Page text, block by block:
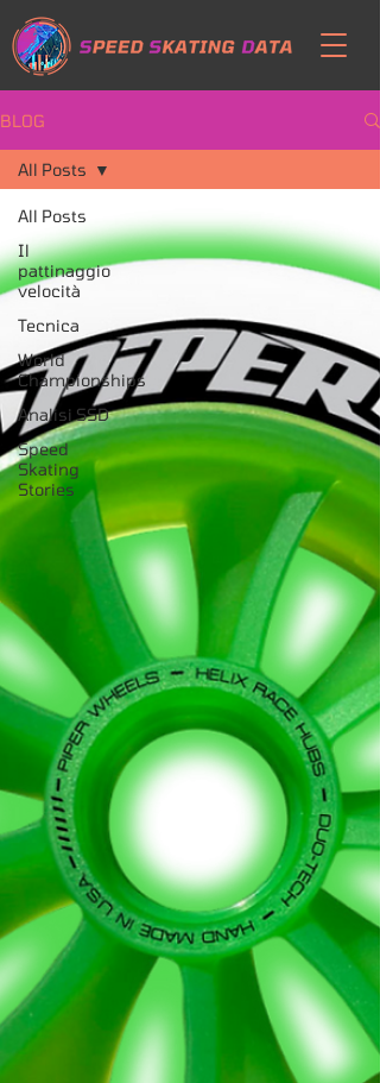
BLOG
All Posts
Il
pattinaggio
velocità
Tecnica
World
Championships
Analisi SSD
Speed
Skating
Stories
All Posts